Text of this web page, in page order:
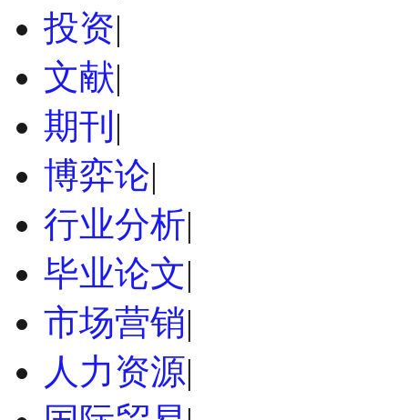
投资|
文献|
期刊 |
博弈论|
行业分析|
毕业论文|
市场营销|
人力资源|